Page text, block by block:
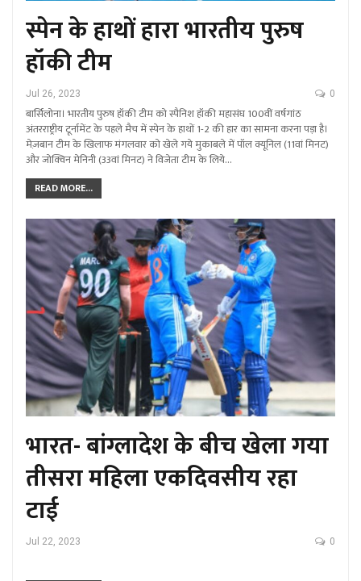
स्पेन के हाथों हारा भारतीय पुरुष
हॉकी टीम
Jul 26, 2023 0
बार्सिलोना। भारतीय पुरुष हॉकी टीम को स्पैनिश हॉकी महासंघ 100वीं वर्षगांठ
अंतरराष्ट्रीय टूर्नामेंट के पहले मैच में स्पेन के हाथों 1-2 की हार का सामना करना पड़ा है।
मेज़बान टीम के खिलाफ मंगलवार को खेले गये मुकाबले में पॉल क्यूनिल (11वां मिनट)
और जोक्विन मेनिनी (33वां मिनट) ने विजेता टीम के लिये…
READ MORE...
भारत- बांग्लादेश के बीच खेला गया
तीसरा महिला एकदिवसीय रहा
टाई
Jul 22, 2023 0